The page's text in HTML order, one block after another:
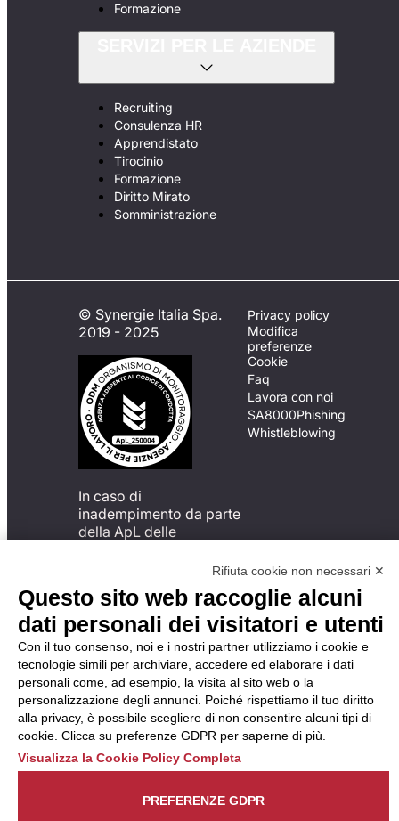
Formazione
Recruiting
Consulenza HR
Apprendistato
Tirocinio
Formazione
Diritto Mirato
Somministrazione
© Synergie Italia Spa.
2019 - 2025
In caso di
inadempimento da parte
della ApL delle
del Codice di Condotta, è
possibile presentare un
reclamo
all’Organismo di
Monitoraggio utilizzando
una delle modalità
descritte al seguente
indirizzo web
https://odm-
agenzielavoro.it/reclami/ .
Privacy policy
Modifica
preferenze
Cookie
Faq
Lavora con noi
SA8000Phishing
Whistleblowing
Rifiuta cookie non necessari ✕
Questo sito web raccoglie alcuni
dati personali dei visitatori e utenti
Con il tuo consenso, noi e i nostri partner utilizziamo i cookie e
tecnologie simili per archiviare, accedere ed elaborare i dati
personali come, ad esempio, la visita al sito web o la
personalizzazione degli annunci. Poiché rispettiamo il tuo diritto
alla privacy, è possibile scegliere di non consentire alcuni tipi di
cookie. Clicca su preferenze GDPR per saperne di più.
Visualizza la Cookie Policy Completa
PREFERENZE GDPR